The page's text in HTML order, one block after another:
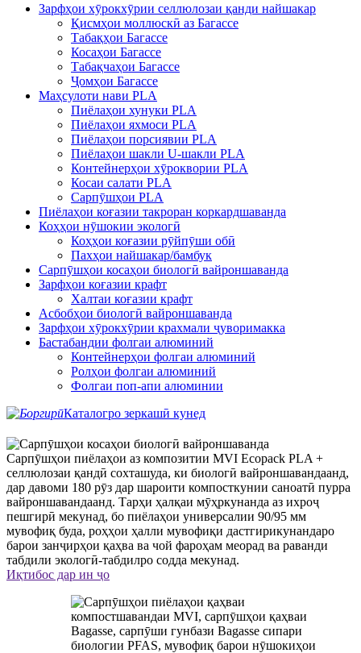
Зарфҳои хӯрокхӯрии селлюлозаи қанди найшакар
Қисмҳои моллюскӣ аз Багассе
Табақҳои Багассе
Косаҳои Багассе
Табақчаҳои Багассе
Ҷомҳои Багассе
Маҳсулоти нави PLA
Пиёлаҳои хунуки PLA
Пиёлаҳои яхмоси PLA
Пиёлаҳои порсиявии PLA
Пиёлаҳои шакли U-шакли PLA
Контейнерҳои хӯроквории PLA
Косаи салати PLA
Сарпӯшҳои PLA
Пиёлаҳои коғазии такроран коркардшаванда
Коҳҳои нӯшокии экологӣ
Коҳҳои коғазии рӯйпӯши обӣ
Пахҳои найшакар/бамбук
Сарпӯшҳои косаҳои биологӣ вайроншаванда
Зарфҳои коғазии крафт
Халтаи коғазии крафт
Асбобҳои биологӣ вайроншаванда
Зарфҳои хӯрокхӯрии крахмали ҷуворимакка
Бастабандии фолгаи алюминий
Контейнерҳои фолгаи алюминий
Ролҳои фолгаи алюминий
Фолгаи поп-апи алюминии
Каталогро зеркашӣ кунед
Сарпӯшҳои пиёлаҳои аз композитии MVI Ecopack PLA +
селлюлозаи қандӣ сохташуда, ки биологӣ вайроншавандаанд,
дар давоми 180 рӯз дар шароити компосткунии саноатӣ пурра
вайроншавандаанд. Тарҳи ҳалқаи мӯҳркунанда аз ихроҷ
пешгирӣ мекунад, бо пиёлаҳои универсалии 90/95 мм
мувофиқ буда, роҳҳои ҳалли мувофиқи дастгирикунандаро
барои занҷирҳои қаҳва ва чой фароҳам меорад ва раванди
табдили экологӣ-табдилро содда мекунад.
Иқтибос дар ин ҷо